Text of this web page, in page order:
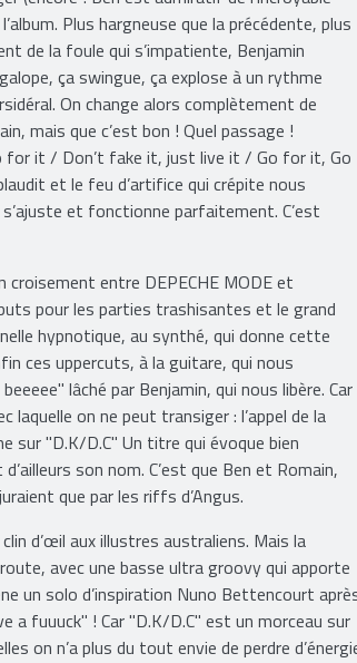
(encore ! Ben est admiratif de l’incroyable
Plus hargneuse que la précédente, plus
de la foule qui s’impatiente, Benjamin
ça swingue, ça explose à un rythme
On change alors complètement de
mais que c’est bon ! Quel passage !
it / Don’t fake it, just live it / Go for it, Go
et le feu d’artifice qui crépite nous
et fonctionne parfaitement. C’est
croisement entre DEPECHE MODE et
pour les parties trashisantes et le grand
hypnotique, au synthé, qui donne cette
ces uppercuts, à la guitare, qui nous
lâché par Benjamin, qui nous libère. Car
on ne peut transiger : l’appel de la
sur "D.K/D.C" Un titre qui évoque bien
son nom. C’est que Ben et Romain,
d’œil aux illustres australiens. Mais la
avec une basse ultra groovy qui apporte
un solo d’inspiration Nuno Bettencourt après
a fuuuck" ! Car "D.K/D.C" est un morceau sur